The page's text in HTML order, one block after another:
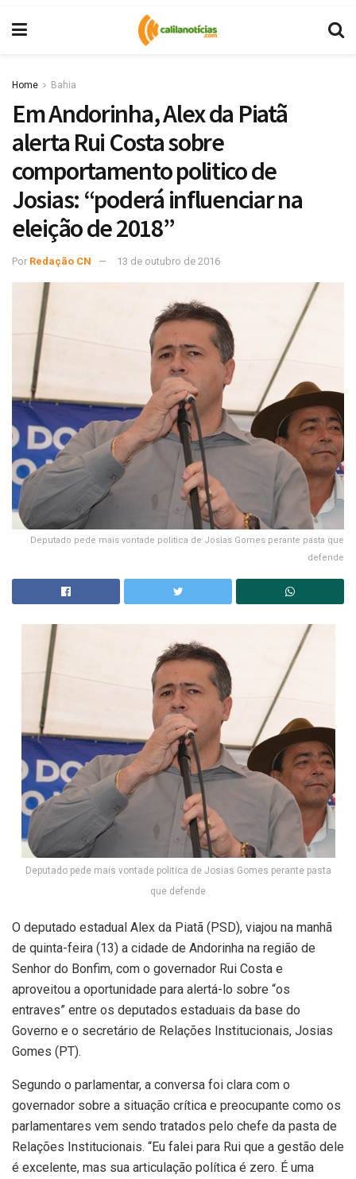
Home Bahia
Em Andorinha, Alex da Piatã
alerta Rui Costa sobre
comportamento politico de
Josias: “poderá influenciar na
eleição de 2018”
Por Redação CN 13 de outubro de 2016
Deputado pede mais vontade politica de Josias Gomes perante pasta que
defende
Deputado pede mais vontade politica de Josias Gomes perante pasta
que defende
O deputado estadual Alex da Piatã (PSD), viajou na manhã
de quinta-feira (13) a cidade de Andorinha na região de
Senhor do Bonfim, com o governador Rui Costa e
aproveitou a oportunidade para alertá-lo sobre “os
entraves” entre os deputados estaduais da base do
Governo e o secretário de Relações Institucionais, Josias
Gomes (PT).
Segundo o parlamentar, a conversa foi clara com o
governador sobre a situação crítica e preocupante como os
parlamentares vem sendo tratados pelo chefe da pasta de
Relações Institucionais. “Eu falei para Rui que a gestão dele
é excelente, mas sua articulação política é zero. É uma